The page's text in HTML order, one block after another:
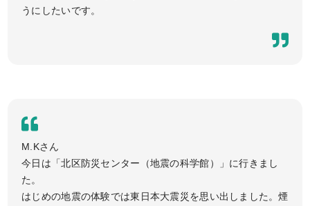
うにしたいです。
M.Kさん
今日は「北区防災センター（地震の科学館）」に行きまし
た。
はじめの地震の体験では東日本大震災を思い出しました。煙